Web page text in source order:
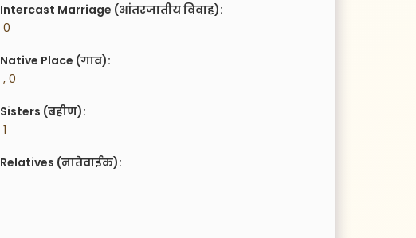
Intercast Marriage (आंतरजातीय विवाह):
0
Native Place (गाव):
, 0
Sisters (बहीण):
1
Relatives (नातेवाईक):